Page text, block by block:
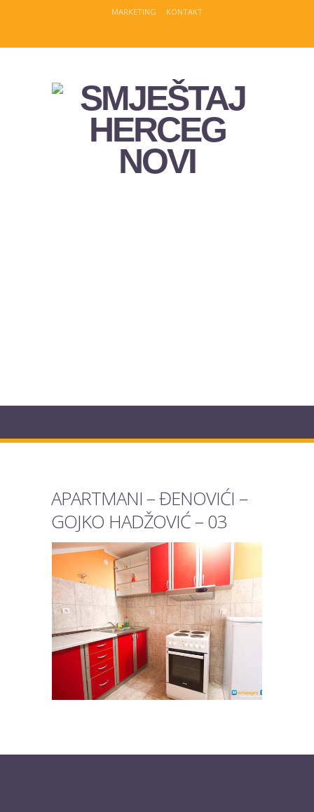
MARKETING KONTAKT
APARTMANI – ĐENOVIĆI –
GOJKO HADŽOVIĆ – 03